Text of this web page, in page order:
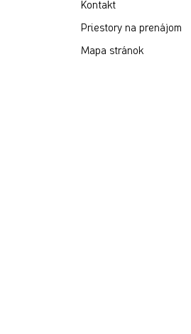
Kontakt
Priestory na prenájom
Mapa stránok